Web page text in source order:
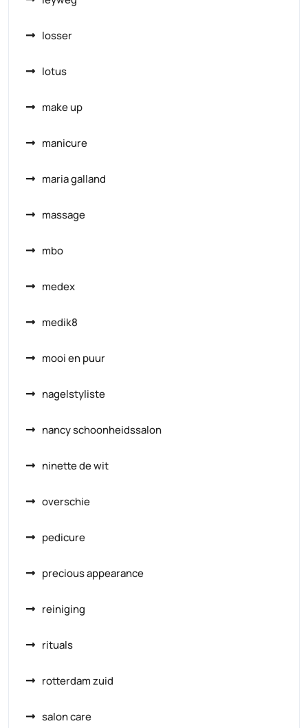
losser
lotus
make up
manicure
maria galland
massage
mbo
medex
medik8
mooi en puur
nagelstyliste
nancy schoonheidssalon
ninette de wit
overschie
pedicure
precious appearance
reiniging
rituals
rotterdam zuid
salon care